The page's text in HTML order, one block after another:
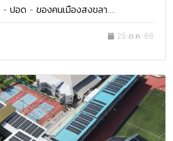
ปอด - ของคนเมืองสงขลา...
25 ต.ค. 66